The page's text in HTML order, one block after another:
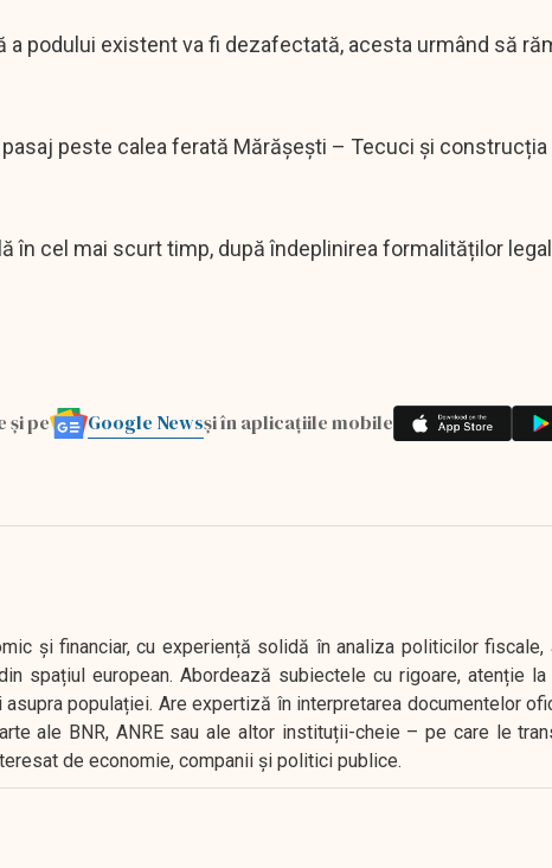
a podului existent va fi dezafectată, acesta urmând să
peste calea ferată Mărășești – Tecuci și construcția
în cel mai scurt timp, după îndeplinirea formalităților
și pe Google Newsși în aplicațiile mobile
și financiar, cu experiență solidă în analiza politicilor fiscale,
spațiul european. Abordează subiectele cu rigoare, atenție
populației. Are expertiză în interpretarea documentelor
ale BNR, ANRE sau ale altor instituții-cheie – pe care le
de economie, companii și politici publice.